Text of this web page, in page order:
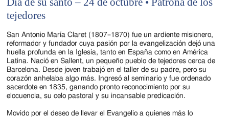
Diocese
of
Jackson
Since
1954
tejedores
San Antonio María Claret (1807–1870) fue un ardiente misionero,
reformador y fundador cuya pasión por la evangelización dejó una
huella profunda en la Iglesia, tanto en España como en América
Latina. Nació en Sallent, un pequeño pueblo de tejedores cerca de
Barcelona. Desde joven trabajó en el taller de su padre, pero su
corazón anhelaba algo más. Ingresó al seminario y fue ordenado
sacerdote en 1835, ganando pronto reconocimiento por su
elocuencia, su celo pastoral y su incansable predicación.
Movido por el deseo de llevar el Evangelio a quienes más lo